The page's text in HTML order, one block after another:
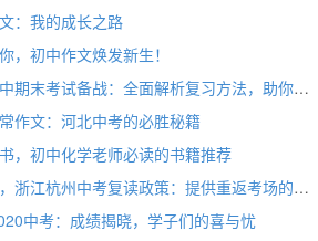
：我的成长之路
，初中作文焕发新生！
厦门初中期末，厦门初中期末考试备战：全面解析复习方法，助你高效提分！
作文：河北中考的必胜秘籍
，初中化学老师必读的书籍推荐
浙江杭州中考可以复读，浙江杭州中考复读政策：提供重返考场的机会
中考：成绩揭晓，学子们的喜与忧